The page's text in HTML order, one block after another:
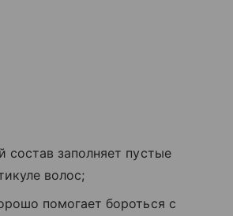
состав заполняет пустые
волос;
помогает бороться с